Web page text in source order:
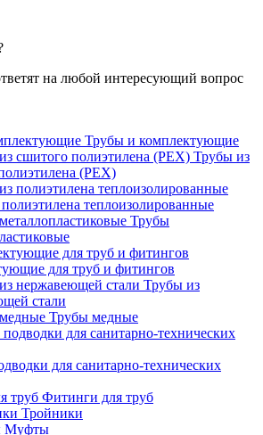
на любой интересующий вопрос
Трубы и комплектующие
Трубы из
(PEX)
теплоизолированные
Трубы
для труб и фитингов
Трубы из
стали
Трубы медные
для санитарно-технических
Фитинги для труб
Тройники
Муфты